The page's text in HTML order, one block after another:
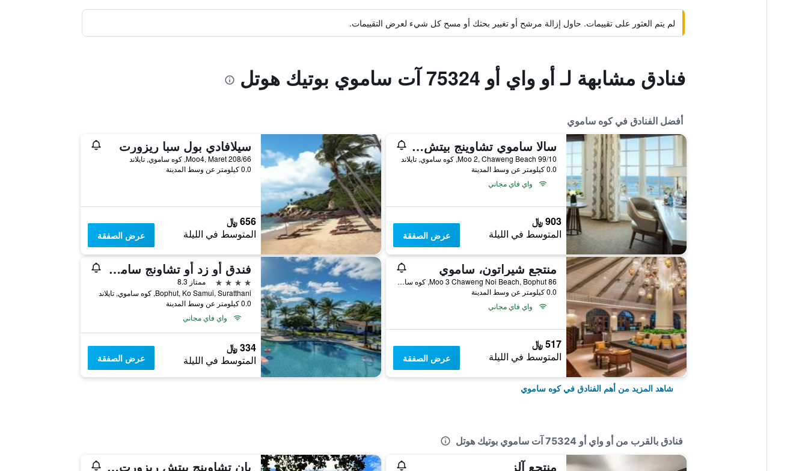
لم يتم العثور على تقييمات. حاول إزالة مرشح أو تغيير بحثك أو مسح كل شيء لعرض التقييمات.
فنادق مشابهة لـ أو واي أو 75324 آت ساموي بوتيك هوتل
أفضل الفنادق في كوه ساموي
سالا ساموي تشاوينج بيتش ريزورت
99/10 Moo 2, Chaweng Beach, كوه ساموي, تايلاند
0.0 كيلومتر عن وسط المدينة
واي فاي مجاني
903 ﷼
المتوسط في الليلة عرض الصفقة
سيلافادي بول سبا ريزورت
208/66 Moo4, Maret, كوه ساموي, تايلاند
0.0 كيلومتر عن وسط المدينة
656 ﷼
المتوسط في الليلة عرض الصفقة
منتجع شيراتون، ساموي
86 Moo 3 Chaweng Noi Beach, Bophut, كوه ساموي, تايلاند
0.0 كيلومتر عن وسط المدينة
واي فاي مجاني
517 ﷼
المتوسط في الليلة عرض الصفقة
فندق أو زد أو تشاونج ساموي
4 نجوم
ممتاز 8.3
Bophut, Ko Samui, Suratthani, كوه ساموي, تايلاند
0.0 كيلومتر عن وسط المدينة
واي فاي مجاني
334 ﷼
المتوسط في الليلة عرض الصفقة
شاهد المزيد من أهم الفنادق في كوه ساموي
فنادق بالقرب من أو واي أو 75324 آت ساموي بوتيك هوتل
منتجع آلز بان تشاوينج بيتش ريزورت آند سبا